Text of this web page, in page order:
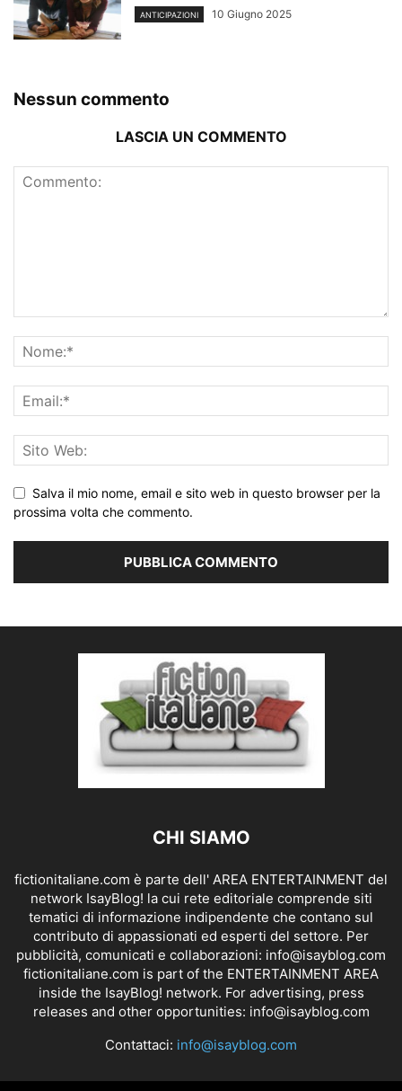
ANTICIPAZIONI 10 Giugno 2025
Nessun commento
LASCIA UN COMMENTO
Salva il mio nome, email e sito web in questo browser per la
prossima volta che commento.
CHI SIAMO
fictionitaliane.com è parte dell' AREA ENTERTAINMENT del
network IsayBlog! la cui rete editoriale comprende siti
tematici di informazione indipendente che contano sul
contributo di appassionati ed esperti del settore. Per
pubblicità, comunicati e collaborazioni: info@isayblog.com
fictionitaliane.com is part of the ENTERTAINMENT AREA
inside the IsayBlog! network. For advertising, press
releases and other opportunities: info@isayblog.com
Contattaci: info@isayblog.com